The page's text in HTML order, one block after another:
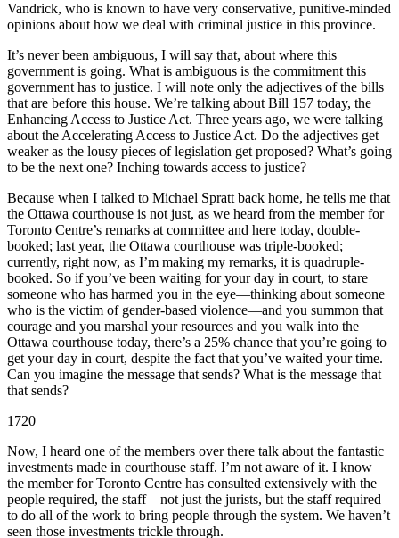
Vandrick, who is known to have very conservative, punitive-minded
opinions about how we deal with criminal justice in this province.
It’s never been ambiguous, I will say that, about where this
government is going. What is ambiguous is the commitment this
government has to justice. I will note only the adjectives of the bills
that are before this house. We’re talking about Bill 157 today, the
Enhancing Access to Justice Act. Three years ago, we were talking
about the Accelerating Access to Justice Act. Do the adjectives get
weaker as the lousy pieces of legislation get proposed? What’s going
to be the next one? Inching towards access to justice?
Because when I talked to Michael Spratt back home, he tells me that
the Ottawa courthouse is not just, as we heard from the member for
Toronto Centre’s remarks at committee and here today, double-
booked; last year, the Ottawa courthouse was triple-booked;
currently, right now, as I’m making my remarks, it is quadruple-
booked. So if you’ve been waiting for your day in court, to stare
someone who has harmed you in the eye—thinking about someone
who is the victim of gender-based violence—and you summon that
courage and you marshal your resources and you walk into the
Ottawa courthouse today, there’s a 25% chance that you’re going to
get your day in court, despite the fact that you’ve waited your time.
Can you imagine the message that sends? What is the message that
that sends?
1720
Now, I heard one of the members over there talk about the fantastic
investments made in courthouse staff. I’m not aware of it. I know
the member for Toronto Centre has consulted extensively with the
people required, the staff—not just the jurists, but the staff required
to do all of the work to bring people through the system. We haven’t
seen those investments trickle through.